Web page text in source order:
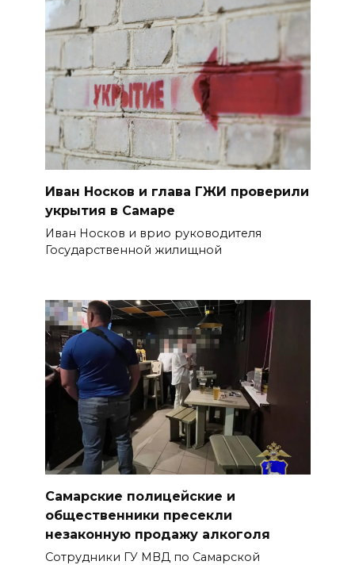
Иван Носков и глава ГЖИ проверили
укрытия в Самаре
Иван Носков и врио руководителя
Государственной жилищной
Самарские полицейские и
общественники пресекли
незаконную продажу алкоголя
Сотрудники ГУ МВД по Самарской